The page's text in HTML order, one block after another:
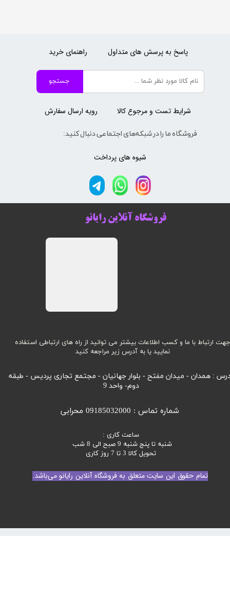
تمام حقوق این سایت متعلق به فروشگاه آنلاین رایانو می‌باشد.
جهت ارتباط با ما و کسب اطلاعات بیشتر می توانید از راه های ارتباطی استفاده
نمایید یا به آدرس زیر مراجعه کنید
: همدان - میدان مفتح - بلوار جهانیان - مجتمع تجاری پردیس - طبقه
دوم- واحد 9
ساعت کاری :
شنبه تا پنج شنبه 9 صبح الی 8 شب
تحویل کالا 3 تا 7 روز کاری
شماره تماس : 09185032000 محرابی
فروشگاه آنلاین رایانو
جستجو
فروشگاه ما را در شبکه‌های اجتماعی دنبال کنید:
رویه ارسال سفارش
راهنمای خرید
شیوه های پرداخت
پاسخ به پرسش های متداول
شرایط تست و مرجوع کالا